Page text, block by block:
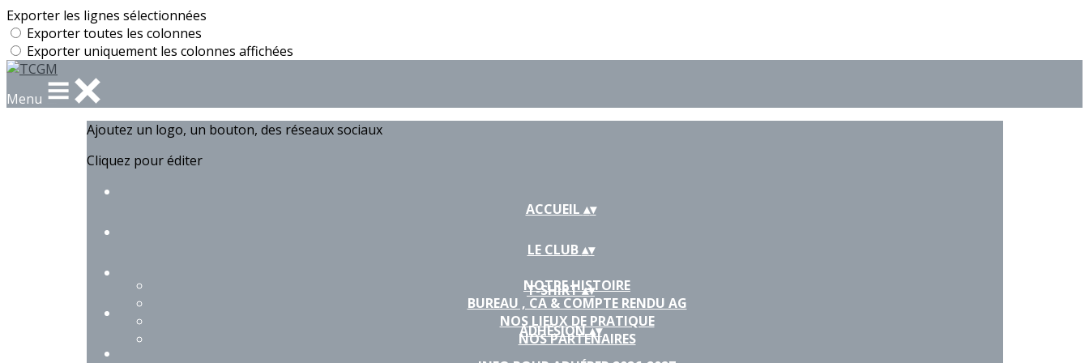
Exporter les lignes sélectionnées
Exporter toutes les colonnes
Exporter uniquement les colonnes affichées
Menu
Ajoutez un logo, un bouton, des réseaux sociaux
Cliquez pour éditer
ACCUEIL ▴▾
LE CLUB▴▾
NOTRE HISTOIRE
BUREAU , CA & COMPTE RENDU AG
NOS LIEUX DE PRATIQUE
NOS PARTENAIRES
T-SHIRT▴▾
ADHÉSION▴▾